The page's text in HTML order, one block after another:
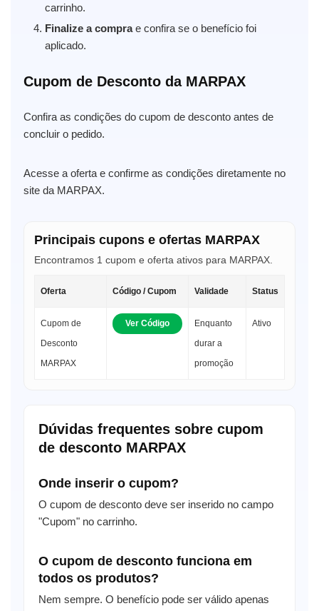
carrinho.
Finalize a comprae confira se o benefício foi
aplicado.
Cupom de Desconto da MARPAX
Confira as condições do cupom de desconto antes de
concluir o pedido.
Acesse a oferta e confirme as condições diretamente no
site da MARPAX.
Principais cupons e ofertas MARPAX
Encontramos 1 cupom e oferta ativos para MARPAX.
Oferta Código / Cupom Validade Status
Cupom de
Desconto
MARPAX
Ver Código
Enquanto
durar a
promoção
Ativo
Dúvidas frequentes sobre cupom
de desconto MARPAX
Onde inserir o cupom?
O cupom de desconto deve ser inserido no campo
"Cupom" no carrinho.
O cupom de desconto funciona em
todos os produtos?
Nem sempre. O benefício pode ser válido apenas